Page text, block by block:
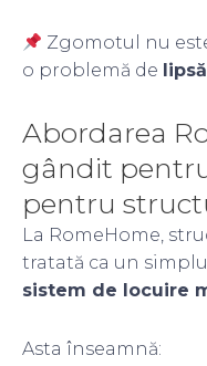
Zgomotul nu
o problemă de
Abordarea
gândit
pentru
La RomeHome,
tratată ca un
sistem de locuire
Asta înseamnă: